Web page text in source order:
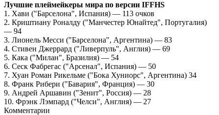
Лучшие плеймейкеры мира по версии IFFHS
1. Хави ("Барселона", Испания) — 113 очков
2. Криштиану Роналду ("Манчестер Юнайтед", Португалия)
— 94
3. Лионель Месси ("Барселона", Аргентина) — 83
4. Стивен Джеррард ("Ливерпуль", Англия) — 69
5. Кака ("Милан", Бразилия) — 54
6. Сеск Фабрегас ("Арсенал", Испания) — 50
7. Хуан Роман Рикельме ("Бока Хуниорс", Аргентина) 34
8. Франк Рибери ("Бавария", Франция) — 30
9. Андрей Аршавин ("Зенит", Россия) — 28
10. Фрэнк Лэмпард ("Челси", Англия) — 27
Комментарии